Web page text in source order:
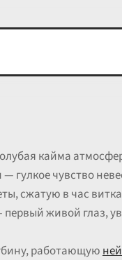
кайма
гулкое чувство
сжатую в час
первый живой глаз,
работающую